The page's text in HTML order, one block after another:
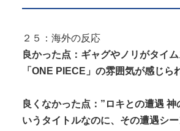
２５：海外の反応
良かった点：ギャグやノリがタイ
「ONE PIECE」の雰囲気が感じら
良くなかった点：”ロキとの遭遇 神
いうタイトルなのに、その遭遇シ